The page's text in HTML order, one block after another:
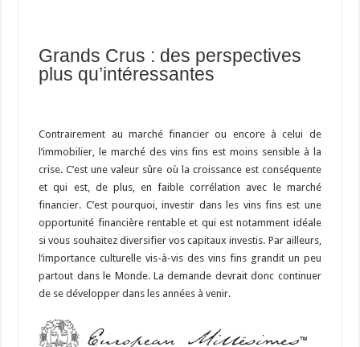
Grands Crus : des perspectives
plus qu’intéressantes
Contrairement au marché financier ou encore à celui de
l’immobilier, le marché des vins fins est moins sensible à la
crise. C’est une valeur sûre où la croissance est conséquente
et qui est, de plus, en faible corrélation avec le marché
financier. C’est pourquoi, investir dans les vins fins est une
opportunité financière rentable et qui est notamment idéale
si vous souhaitez diversifier vos capitaux investis. Par ailleurs,
l’importance culturelle vis-à-vis des vins fins grandit un peu
partout dans le Monde. La demande devrait donc continuer
de se développer dans les années à venir.